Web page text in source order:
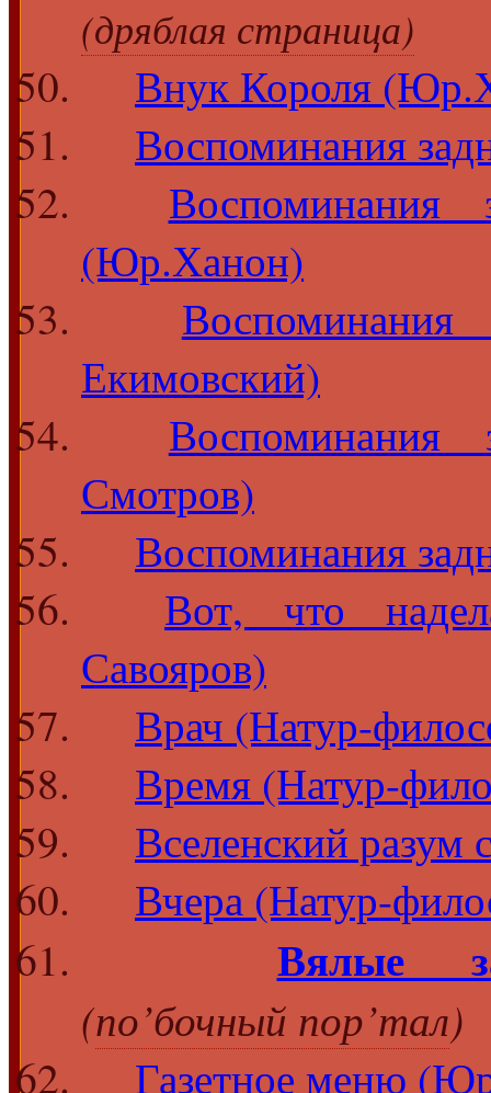
(дряблая страница)
Внук Короля
Воспоминания
Воспоминания
(Юр.Ханон)
Екимовский)‎
Смотров)‎
Воспоминания
Вот, что
Савояров)‎
Врач (Натур-
Время (Натур-
Вселенский разум
Вчера (Натур-
Вялые
(по’бочный пор’тал)
Газетное меню